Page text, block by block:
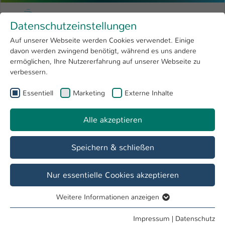
Menu
Forschung 4
Open submenu
Hochschule
International
Zum Hauptinhalt springen
Hochschule Kaiserslautern
Sie sind hier:
Termine & Events
Einstieg ins Facilitator Training in the use of
LEGO(R) SERIOUS PLAY(R) materials and
methodology 2026
Datum / Uhrzeit
30. Jun / 08:30 Uhr - 16:30 Uhr
Datenschutzeinstellungen
Auf unserer Webseite werden Cookies verwendet. Einige
davon werden zwingend benötigt, während es uns andere
ermöglichen, Ihre Nutzererfahrung auf unserer Webseite zu
verbessern.
Essentiell Marketing Externe Inhalte
Alle akzeptieren
Speichern & schließen
Nur essentielle Cookies akzeptieren
Essentielle Cookies werden für grundlegende Funktionen
Weitere Informationen anzeigen
Impressum | Datenschutz